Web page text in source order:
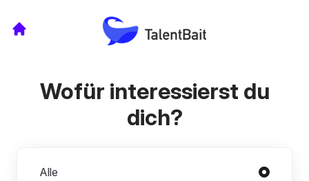
Wofür interessierst du
dich?
Alle